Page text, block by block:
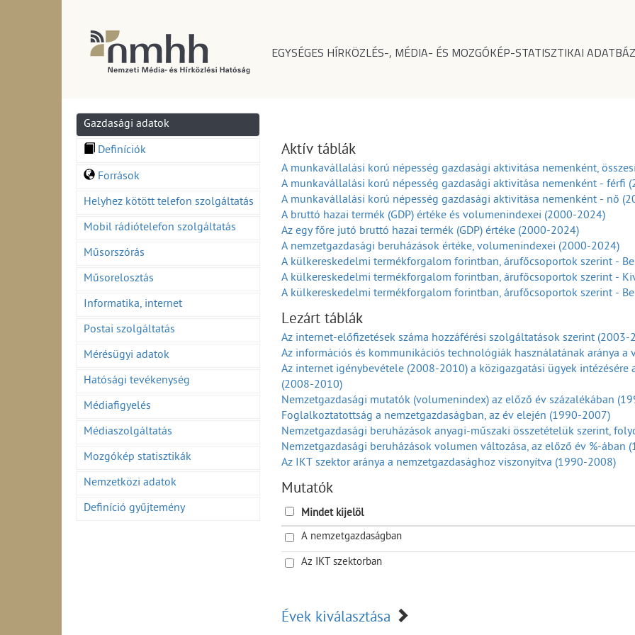
EGYSÉGES HÍRKÖZLÉS-, MÉDIA- ÉS MOZGÓKÉP-STATISZTIKAI
Gazdasági adatok
Definíciók
Források
Helyhez kötött telefon szolgáltatás
Mobil rádiótelefon szolgáltatás
Műsorszórás
Műsorelosztás
Informatika, internet
Postai szolgáltatás
Mérésügyi adatok
Hatósági tevékenység
Médiafigyelés
Médiaszolgáltatás
Mozgókép statisztikák
Nemzetközi adatok
Definíció gyűjtemény
Aktív táblák
A munkavállalási korú népesség gazdasági aktivitása nemenként,
A munkavállalási korú népesség gazdasági aktivitása nemenként - férfi
A munkavállalási korú népesség gazdasági aktivitása nemenként - nő
A bruttó hazai termék (GDP) értéke és volumenindexei (2000-2024)
Az egy főre jutó bruttó hazai termék (GDP) értéke (2000-2024)
A nemzetgazdasági beruházások értéke, volumenindexei (2000-2024)
A külkereskedelmi termékforgalom forintban, árufőcsoportok szerint -
A külkereskedelmi termékforgalom forintban, árufőcsoportok szerint -
A külkereskedelmi termékforgalom forintban, árufőcsoportok szerint -
Ft) (2001-2024)
A külkereskedelmi termékforgalom volumenindexei árufőcsoportok
időszaka=100,0) (2001-2024)
A külkereskedelmi termékforgalom volumenindexei árufőcsoportok
(2001-2024)
A fogyasztóiár-index (Előző év =100,0) (2001-2025)
Lezárt táblák
Az internet-előfizetések száma hozzáférési szolgáltatások szerint (2003-
Az információs és kommunikációs technológiák használatának aránya
Az internet igénybevétele (2008-2010) a közigazgatási ügyek
(2008-2010)
Nemzetgazdasági mutatók (volumenindex) az előző év százalékában
Foglalkoztatottság a nemzetgazdaságban, az év elején (1990-2007)
Nemzetgazdasági beruházások anyagi-műszaki összetételük szerint,
Nemzetgazdasági beruházások volumen változása, az előző év %-ában
Az IKT szektor aránya a nemzetgazdasághoz viszonyítva (1990-2008)
Exportárbevétel aránya a nettó árbevételhez (1990-2007)
Egy főre jutó bruttó hozzáadott érték, folyó áron (1990-2008)
Az információs és kommunikációs technológiai (IKT) szektorban
Az információs és kommunikációs technológiai (IKT) szektor befektetett
Az információs és kommunikációs technológiai (IKT) szektor jegyzett
Az információs és kommunikációs technológiai (IKT) szektorban
áron (1990-2007)
Mutatók
Mindet kijelöl
A nemzetgazdaságban
Az IKT szektorban
Évek kiválasztása